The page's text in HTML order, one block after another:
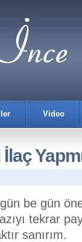
Video
İlaç
be gün
tekrar
sanırım.